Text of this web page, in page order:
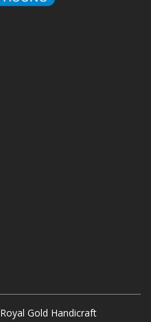
Royal Gold Handicraft